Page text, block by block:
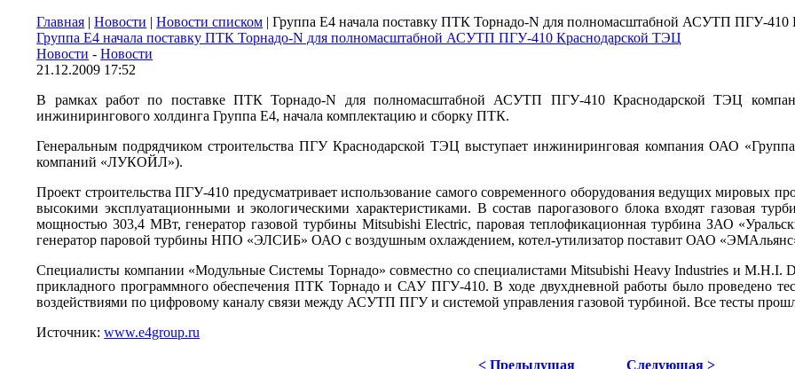
Главная |Новости |Новости списком | Группа Е4 начала поставку ПТК Торнадо-N для полномасштабной АСУТП ПГУ-410
Группа Е4 начала поставку ПТК Торнадо-N для полномасштабной АСУТП ПГУ-410 Краснодарской ТЭЦ
Новости -Новости
21.12.2009 17:52
В рамках работ по поставке ПТК Торнадо-N для полномасштабной АСУТП ПГУ-410 Краснодарской ТЭЦ
инжинирингового холдинга Группа Е4, начала комплектацию и сборку ПТК.
Генеральным подрядчиком строительства ПГУ Краснодарской ТЭЦ выступает инжиниринговая компания ОАО
компаний «ЛУКОЙЛ»).
Проект строительства ПГУ-410 предусматривает использование самого современного оборудования ведущих мировых
высокими эксплуатационными и экологическими характеристиками. В состав парогазового блока входят газовая
мощностью 303,4 МВт, генератор газовой турбины Mitsubishi Electric, паровая теплофикационная турбина ЗАО
генератор паровой турбины НПО «ЭЛСИБ» ОАО с воздушным охлаждением, котел-утилизатор поставит ОАО
Специалисты компании «Модульные Системы Торнадо» совместно со специалистами Mitsubishi Heavy Industries и M.H.I.
прикладного программного обеспечения ПТК Торнадо и САУ ПГУ-410. В ходе двухдневной работы было проведено
воздействиями по цифровому каналу связи между АСУТП ПГУ и системой управления газовой турбиной. Все тесты
Источник:www.e4group.ru
< Предыдущая Следующая >